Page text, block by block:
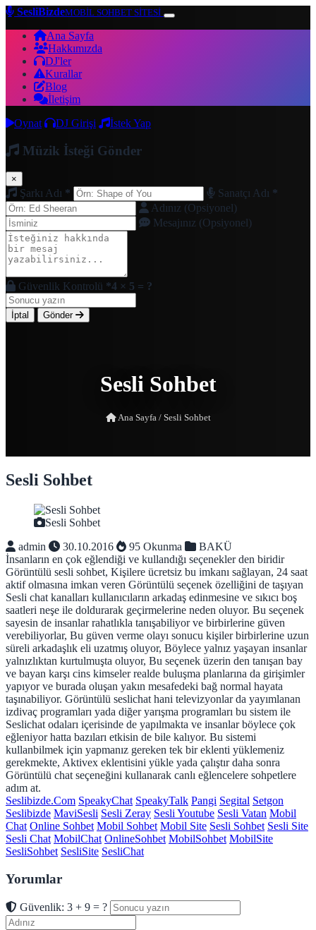
SesliBizdeMOBİL SOHBET SİTESİ
Ana Sayfa
Hakkımızda
DJ'ler
Kurallar
Blog
İletişim
Oynat
DJ Girişi İstek Yap
Müzik İsteği Gönder
×
Şarkı Adı * Sanatçı Adı *
Adınız (Opsiyonel)
Mesajınız (Opsiyonel)
Güvenlik Kontrolü *4 × 5 = ?
İptal Gönder
Sesli Sohbet
Ana Sayfa /Sesli Sohbet
Sesli Sohbet
Sesli Sohbet
admin
30.10.2016 95 Okunma
BAKÜ
İnsanların en çok eğlendiği ve kullandığı seçenekler den biridir
Görüntülü sesli sohbet, Kişilere ücretsiz bu imkanı sağlayan, 24 saat
aktif olmasına imkan veren Görüntülü seçenek özelliğini de taşıyan
Sesli chat kanalları kullanıcıların arkadaş edinmesine ve sıkıcı boş
saatleri neşe ile doldurarak geçirmelerine neden oluyor. Bu seçenek
sayesin de insanlar rahatlıkla tanışabiliyor ve birbirlerine güven
verebiliyorlar, Bu güven verme olayı sonucu kişiler birbirlerine uzun
süreli arkadaşlık eli uzatmış oluyor, Böylece yalnız yaşayan insanlar
yalnızlıktan kurtulmuşta oluyor, Bu seçenek üzerin den tanışan bay
ve bayan karşı cins kimseler realde buluşma planlarına da girişimler
yapıyor ve burada oluşan yakın mesafedeki bağ normal hayata
taşınabiliyor. Görüntülü seslichat hani televizyonlar da yayımlanan
izdivaç programları yada diğer yarışma programları bu sistem ile
Seslichat odaları içerisinde de yapılmakta ve insanlar böylece çok
eğleniyor hatta bazıları etkisin de bile kalıyor. Bu sistemi
kullanbilmek için yapmanız gereken tek bir eklenti yüklemeniz
gerekmekte, Aktivex eklentisini yükle yada çalıştır daha sonra
Görüntülü chat seçeneğini kullanarak canlı eğlencelere sohpetlere
adım at.
Seslibizde.Com SpeakyChat SpeakyTalk Pangi Segital Setgon
Seslibizde MaviSesli Sesli Zeray Sesli Youtube Sesli Vatan Mobil
Chat Online Sohbet Mobil Sohbet Mobil Site Sesli Sohbet Sesli Site
Sesli Chat MobilChat OnlineSohbet MobilSohbet MobilSite
SesliSohbet SesliSite SesliChat
Yorumlar
Güvenlik: 3 + 9 = ?